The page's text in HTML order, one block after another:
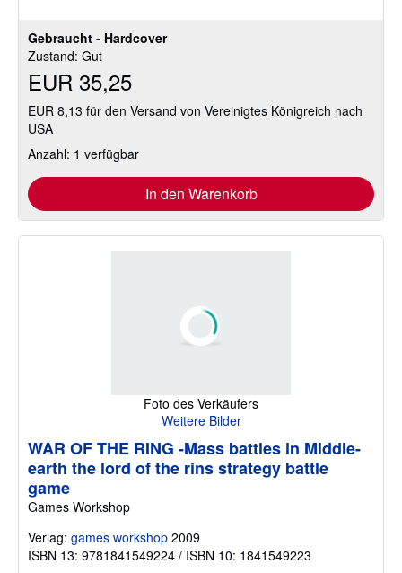
Gebraucht - Hardcover
Zustand: Gut
EUR 35,25
EUR 8,13 für den Versand von Vereinigtes Königreich nach
USA
Anzahl: 1 verfügbar
In den Warenkorb
Foto des Verkäufers
Weitere Bilder
WAR OF THE RING -Mass battles in Middle-
earth the lord of the rins strategy battle
game
Games Workshop
Verlag: games workshop 2009
ISBN 13: 9781841549224 / ISBN 10: 1841549223